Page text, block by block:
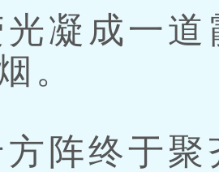
凝成一道
。
阵终于聚